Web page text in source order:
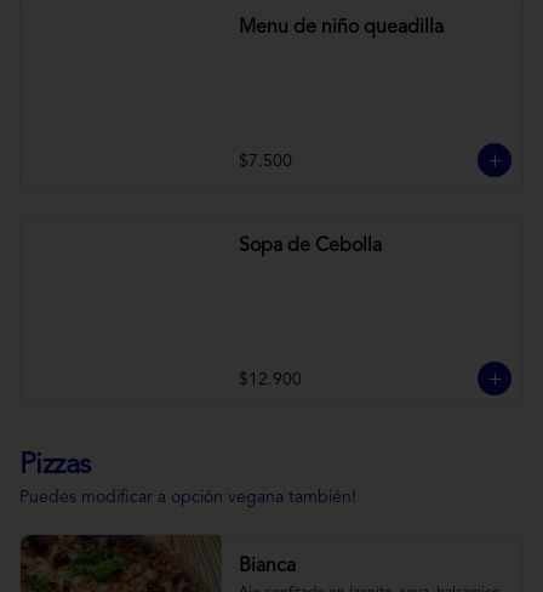
Menu de niño queadilla
$7.500
Sopa de Cebolla
$12.900
Pizzas
Puedes modificar a opción vegana también!
Bianca